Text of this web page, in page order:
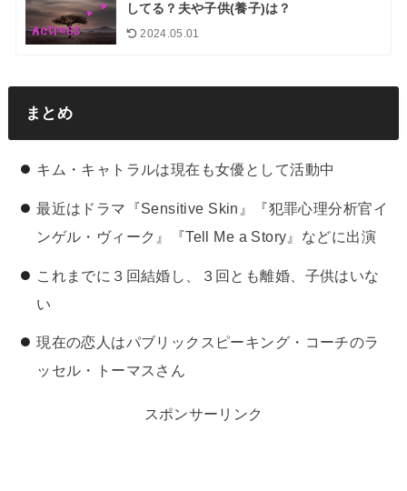
してる？夫や子供(養子)は？
2024.05.01
まとめ
キム・キャトラルは現在も女優として活動中
最近はドラマ『Sensitive Skin』『犯罪心理分析官イ
ンゲル・ヴィーク』『Tell Me a Story』などに出演
これまでに３回結婚し、３回とも離婚、子供はいな
い
現在の恋人はパブリックスピーキング・コーチのラ
ッセル・トーマスさん
スポンサーリンク